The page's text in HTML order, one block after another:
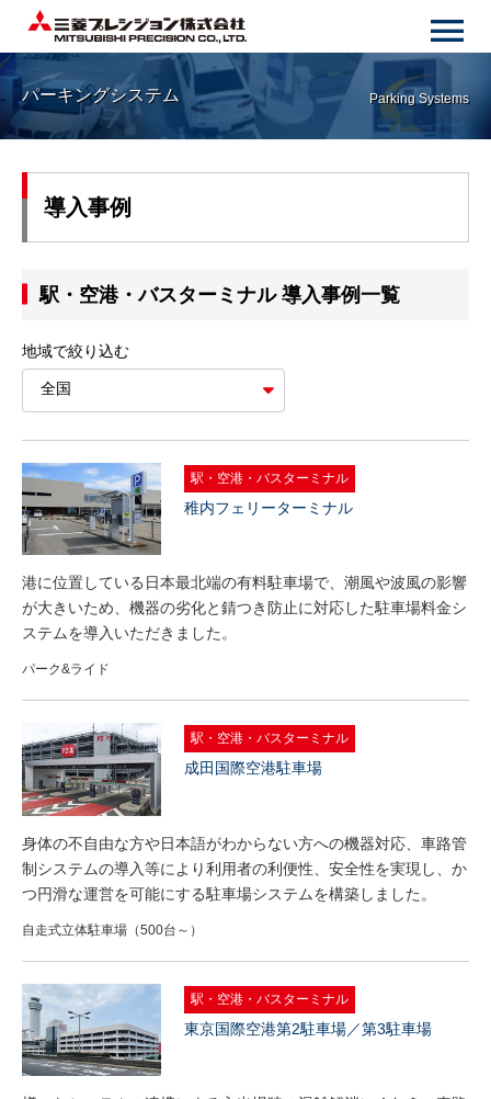
パーキングシステム Parking Systems
導入事例
駅・空港・バスターミナル 導入事例一覧
地域で絞り込む
駅・空港・バスターミナル
稚内フェリーターミナル
港に位置している日本最北端の有料駐車場で、潮風や波風の影響
が大きいため、機器の劣化と錆つき防止に対応した駐車場料金シ
ステムを導入いただきました。
パーク&ライド
駅・空港・バスターミナル
成田国際空港駐車場
身体の不自由な方や日本語がわからない方への機器対応、車路管
制システムの導入等により利用者の利便性、安全性を実現し、か
つ円滑な運営を可能にする駐車場システムを構築しました。
自走式立体駐車場（500台～）
駅・空港・バスターミナル
東京国際空港第2駐車場／第3駐車場